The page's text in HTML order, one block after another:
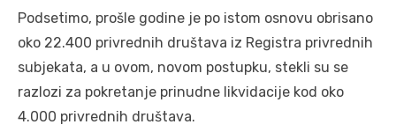
Podsetimo, prošle godine je po istom osnovu obrisano
oko 22.400 privrednih društava iz Registra privrednih
subjekata, a u ovom, novom postupku, stekli su se
razlozi za pokretanje prinudne likvidacije kod oko
4.000 privrednih društava.